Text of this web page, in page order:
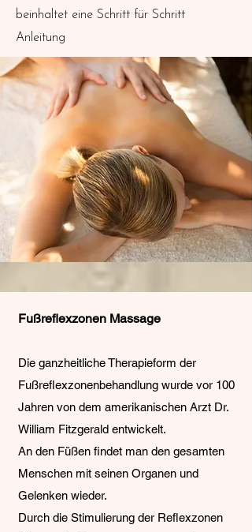
beinhaltet eine Schritt für Schritt
Anleitung
Fußreflexzonen Massage
Die ganzheitliche Therapieform der
Fußreflexzonenbehandlung wurde vor 100
Jahren von dem amerikanischen Arzt Dr.
William Fitzgerald entwickelt.
An den Füßen findet man den gesamten
Menschen mit seinen Organen und
Gelenken wieder.
Durch die Stimulierung der Reflexzonen